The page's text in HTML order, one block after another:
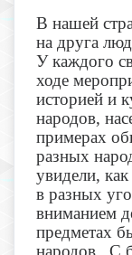
В нашей
на друга
У каждого
ходе
историей и
народов,
примерах
разных
увидели,
в разных
вниманием
предметах
народов. С